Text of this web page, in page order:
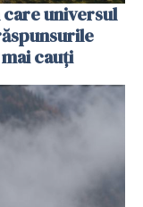
care universul
cauți